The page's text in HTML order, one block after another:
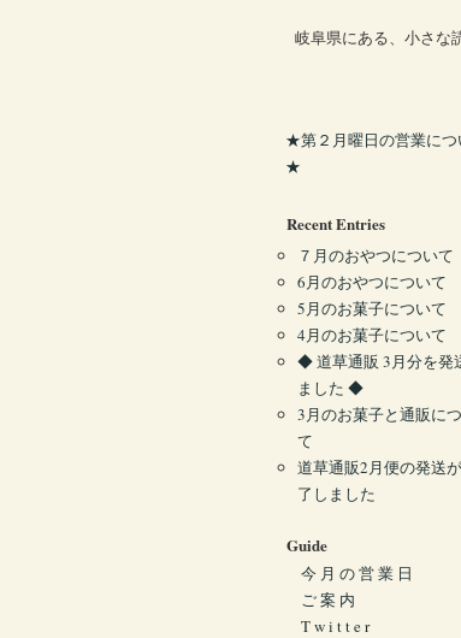
岐阜県にある、小さな
★第２月曜日の営業につ
★
Recent Entries
７月のおやつについて
6月のおやつについて
5月のお菓子について
4月のお菓子について
◆ 道草通販 3月分を発
ました ◆
3月のお菓子と通販に
て
道草通販2月便の発送
了しました
Guide
今 月 の 営 業 日
ご 案 内
T w i t t e r